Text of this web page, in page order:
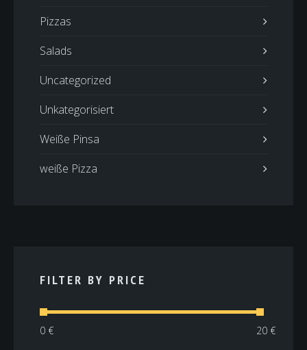
Pizzas
Salads
Uncategorized
Unkategorisiert
Weiße Pinsa
weiße Pizza
FILTER BY PRICE